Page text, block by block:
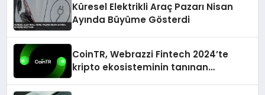
Küresel Elektrikli Araç Pazarı Nisan
Ayında Büyüme Gösterdi
CoinTR, Webrazzi Fintech 2024’te
kripto ekosisteminin tanınan